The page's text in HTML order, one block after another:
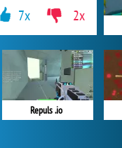
Repuls .io
7x 2x